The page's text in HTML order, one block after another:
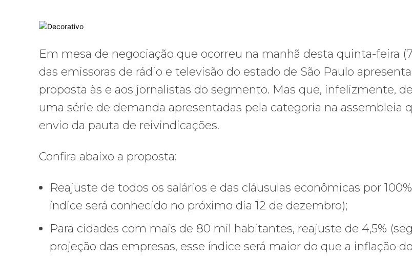
Em mesa de negociação que ocorreu na manhã desta quinta-feira
das emissoras de rádio e televisão do estado de São Paulo
proposta às e aos jornalistas do segmento. Mas que, infelizmente,
uma série de demanda apresentadas pela categoria na assembleia
envio da pauta de reivindicações.
Confira abaixo a proposta:
Reajuste de todos os salários e das cláusulas econômicas por
índice será conhecido no próximo dia 12 de dezembro);
Para cidades com mais de 80 mil habitantes, reajuste de 4,5%
projeção das empresas, esse índice será maior do que a inflação